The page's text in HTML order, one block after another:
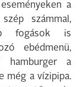
a
számmal,
fogások is
ebédmenü,
hamburger a
még a vízipipa.